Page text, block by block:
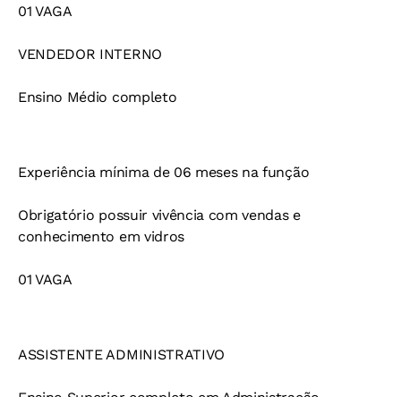
01 VAGA
VENDEDOR INTERNO
Ensino Médio completo
Experiência mínima de 06 meses na função
Obrigatório possuir vivência com vendas e
conhecimento em vidros
01 VAGA
ASSISTENTE ADMINISTRATIVO